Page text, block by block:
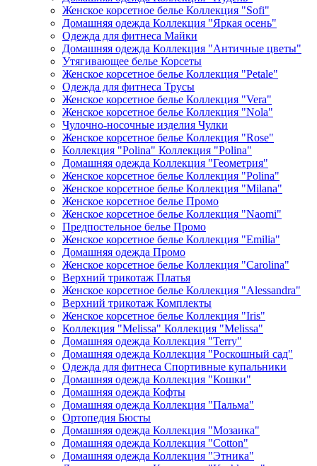
Женское корсетное белье Коллекция "Sofi"
Домашняя одежда Коллекция "Яркая осень"
Одежда для фитнеса Майки
Домашняя одежда Коллекция "Античные цветы"
Утягивающее белье Корсеты
Женское корсетное белье Коллекция "Petale"
Одежда для фитнеса Трусы
Женское корсетное белье Коллекция "Vera"
Женское корсетное белье Коллекция "Nola"
Чулочно-носочные изделия Чулки
Женское корсетное белье Коллекция "Rose"
Коллекция "Polina" Коллекция "Polina"
Домашняя одежда Коллекция "Геометрия"
Женское корсетное белье Коллекция "Polina"
Женское корсетное белье Коллекция "Milana"
Женское корсетное белье Промо
Женское корсетное белье Коллекция "Naomi"
Предпостельное белье Промо
Женское корсетное белье Коллекция "Emilia"
Домашняя одежда Промо
Женское корсетное белье Коллекция "Carolina"
Верхний трикотаж Платья
Женское корсетное белье Коллекция "Alessandra"
Верхний трикотаж Комплекты
Женское корсетное белье Коллекция "Iris"
Коллекция "Melissa" Коллекция "Melissa"
Домашняя одежда Коллекция "Terry"
Домашняя одежда Коллекция "Роскошный сад"
Одежда для фитнеса Спортивные купальники
Домашняя одежда Коллекция "Кошки"
Домашняя одежда Кофты
Домашняя одежда Коллекция "Пальма"
Ортопедия Бюсты
Домашняя одежда Коллекция "Мозаика"
Домашняя одежда Коллекция "Cotton"
Домашняя одежда Коллекция "Этника"